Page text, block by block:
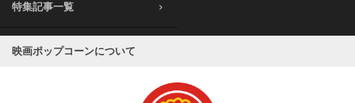
（エレベーター前で手技のみで応戦するシーン）も
のの、
ルースの持ち味である、
この映画はネタがヤバイため、作った監督は、現代
日本の暗部をあぶりだす、とか、世界的に話題とな
特集記事一覧
映画ポップコーンについて